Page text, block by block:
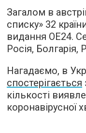
Загалом в
списку» 32
видання OE24.
Росія,
Нагадаємо, в
спостерігається
кількості
коронавірусної